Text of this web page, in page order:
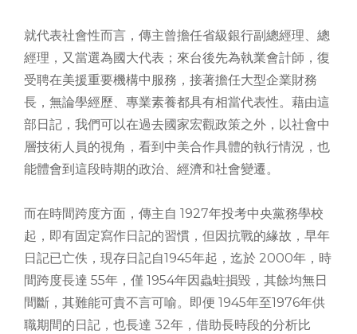
就代表社會性而言，傳主曾擔任省級銀行副總經理、總
經理，又當選為國大代表；來台後先為執業會計師，復
受聘在美援重要機構中服務，接著擔任大型企業財務
長，無論學經歷、專業素養都具有相當代表性。藉由這
部日記，我們可以在過去國家宏觀政策之外，以社會中
層技術人員的視角，看到中美合作具體的執行情況，也
能體會到這段時期的政治、經濟和社會變遷。
而在時間跨度方面，傳主自 1927年投考中央黨務學校
起，即有固定寫作日記的習慣，但因抗戰的緣故，早年
日記已亡佚，現存日記自1945年起，迄於 2000年，時
間跨度長達 55年，僅 1954年因蟲蛀損毀，其餘均無日
間斷，其難能可貴不言可喻。即便 1945年至1976年供
職期間的日記，也長達 32年，借助長時段的分析比